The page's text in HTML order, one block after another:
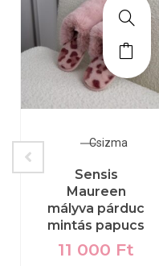
Csizma
Sensis
Maureen
mályva párduc
mintás papucs
11 000 Ft